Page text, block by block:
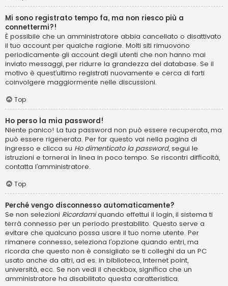
Mi sono registrato tempo fa, ma non riesco più a
connettermi?!
È possibile che un amministratore abbia cancellato o disattivato
il tuo account per qualche ragione. Molti siti rimuovono
periodicamente gli account degli utenti che non hanno mai
inviato messaggi, per ridurre la grandezza del database. Se il
motivo è quest’ultimo registrati nuovamente e cerca di farti
coinvolgere maggiormente nelle discussioni.
Top
Ho perso la mia password!
Niente panico! La tua password non può essere recuperata, ma
può essere rigenerata. Per far questo vai nella pagina di
ingresso e clicca su Ho dimenticato la password, segui le
istruzioni e tornerai in linea in poco tempo. Se riscontri difficoltà,
contatta l’amministratore.
Top
Perché vengo disconnesso automaticamente?
Se non selezioni Ricordamiquando effettui il login, il sistema ti
terrà connesso per un periodo prestabilito. Questo serve a
evitare che qualcuno possa usare il tuo nome utente. Per
rimanere connesso, seleziona l’opzione quando entri, ma
ricorda che questo non è consigliato se ti colleghi da un PC
usato anche da altri, ad es. in biblioteca, Internet point,
università, ecc. Se non vedi il checkbox, significa che un
amministratore ha disabilitato questa caratteristica.